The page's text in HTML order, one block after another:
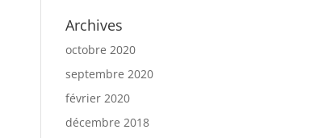
Archives
octobre 2020
septembre 2020
février 2020
décembre 2018